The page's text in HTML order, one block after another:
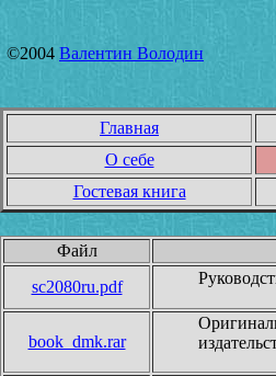
©2004 Валентин Володин
Главная
О себе
Гостевая книга
Файл
sc2080ru.pdf
book_dmk.rar